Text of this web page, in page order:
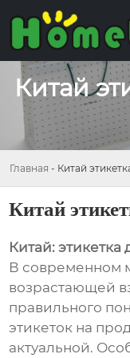
Китай
Главная - Китай
Китай
Китай:
В современном
возрастающей
правильного
этикеток на
актуальной.